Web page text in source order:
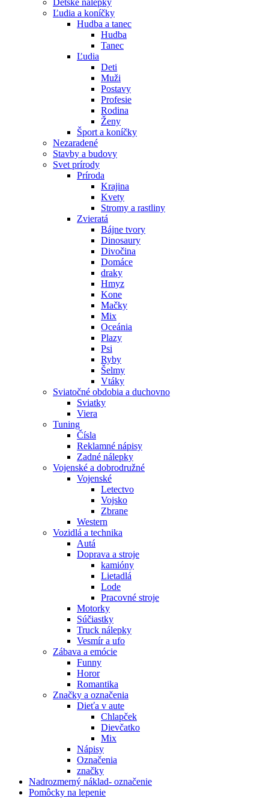
Detské nálepky
Ľudia a koníčky
Hudba a tanec
Hudba
Tanec
Ľudia
Deti
Muži
Postavy
Profesie
Rodina
Ženy
Šport a koníčky
Nezaradené
Stavby a budovy
Svet prírody
Príroda
Krajina
Kvety
Stromy a rastliny
Zvieratá
Bájne tvory
Dinosaury
Divočina
Domáce
draky
Hmyz
Kone
Mačky
Mix
Oceánia
Plazy
Psi
Ryby
Šelmy
Vtáky
Sviatočné obdobia a duchovno
Sviatky
Viera
Tuning
Čísla
Reklamné nápisy
Zadné nálepky
Vojenské a dobrodružné
Vojenské
Letectvo
Vojsko
Zbrane
Western
Vozidlá a technika
Autá
Doprava a stroje
kamióny
Lietadlá
Lode
Pracovné stroje
Motorky
Súčiastky
Truck nálepky
Vesmír a ufo
Zábava a emócie
Funny
Horor
Romantika
Značky a označenia
Dieťa v aute
Chlapček
Dievčatko
Mix
Nápisy
Označenia
značky
Nadrozmerný náklad- označenie
Pomôcky na lepenie